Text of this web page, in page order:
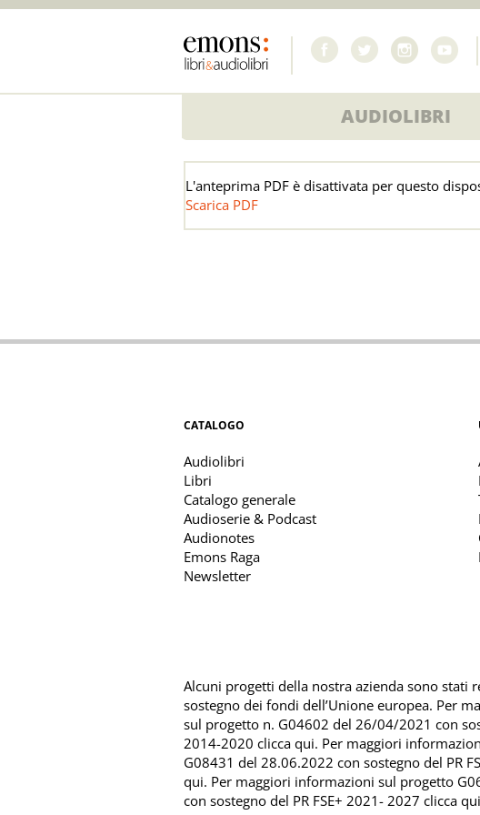
AUDIOLIBRI
Pdf
L'anteprima PDF è disattivata per questo
Scarica PDF
CATALOGO
Audiolibri
Libri
Catalogo generale
Audioserie & Podcast
Audionotes
Emons Raga
Newsletter
Alcuni progetti della nostra azienda sono stati
sostegno dei fondi dell’Unione europea. Per
sul progetto n. G04602 del 26/04/2021 con
2014-2020 clicca qui. Per maggiori
G08431 del 28.06.2022 con sostegno del PR
qui. Per maggiori informazioni sul progetto
con sostegno del PR FSE+ 2021- 2027 clicca qui